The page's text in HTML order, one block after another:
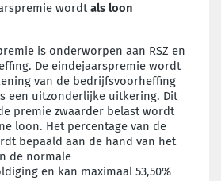
wordt als loon
is onderworpen aan RSZ en
De eindejaarspremie wordt
van de bedrijfsvoorheffing
een uitzonderlijke uitkering. Dit
premie zwaarder belast wordt
loon. Het percentage van de
bepaald aan de hand van het
de normale
en kan maximaal 53,50%